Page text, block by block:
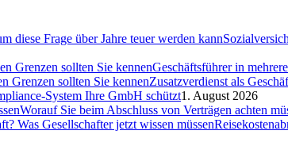
Geschäftsführer in
Zusatzverdienst als
System Ihre GmbH schützt1. August 2026
Worauf Sie beim Abschluss von Verträgen achten